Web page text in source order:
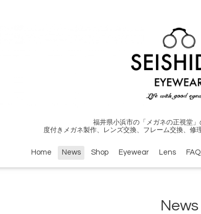
福井県小浜市の「メガネの正視堂」
度付きメガネ製作、レンズ交換、フレーム交換、修
Home News Shop Eyewear Lens FAQ
News